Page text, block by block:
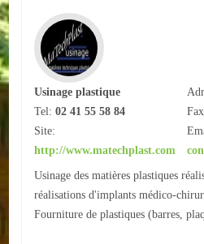
Adresses/Téléphone
Santé
Social
Culturel
Divers
Arrêtes en cours
Usinage plastique
Tel:02 41 55 58 84
Site:
http://www.matechplast.com
Usinage des matières plastiques
réalisations d'implants médico-
Fourniture de plastiques (barres,